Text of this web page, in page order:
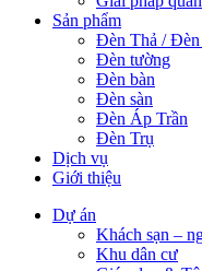
Sản phẩm
Đèn Thả / Đèn
Đèn tường
Đèn bàn
Đèn sàn
Đèn Áp Trần
Đèn Trụ
Dịch vụ
Giới thiệu
Dự án
Khách sạn –
Khu dân cư